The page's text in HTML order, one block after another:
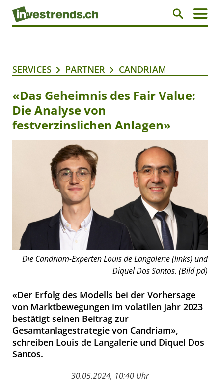
SERVICES PARTNER CANDRIAM
«Das Geheimnis des Fair Value:
Die Analyse von
festverzinslichen Anlagen»
Die Candriam-Experten Louis de Langalerie (links) und
Diquel Dos Santos. (Bild pd)
«Der Erfolg des Modells bei der Vorhersage
von Marktbewegungen im volatilen Jahr 2023
bestätigt seinen Beitrag zur
Gesamtanlagestrategie von Candriam»,
schreiben Louis de Langalerie und Diquel Dos
Santos.
30.05.2024, 10:40 Uhr